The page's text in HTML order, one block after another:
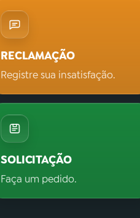
RECLAMAÇÃO
Registre sua insatisfação.
SOLICITAÇÃO
Faça um pedido.